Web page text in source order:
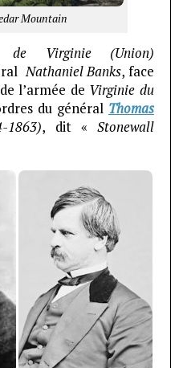
Mountain
de Virginie (Union)
Nathaniel Banks, face
l’armée de Virginie du
du général Thomas
1863), dit « Stonewall